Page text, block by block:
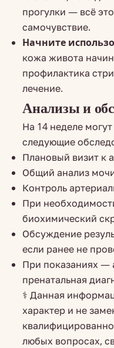
прогулки — всё
самочувствие.
Начните
кожа живота
профилактика
лечение.
Анализы и
На 14 неделе
следующие
Плановый визит к
Общий анализ
Контроль
При
биохимический
Обсуждение
если ранее не
При показаниях —
пренатальная
⚕️ Данная
характер и не
любых вопросах,